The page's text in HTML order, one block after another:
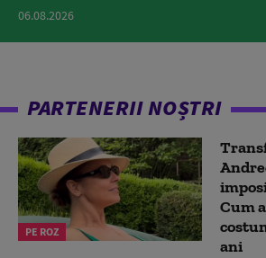
06.08.2026
PARTENERII NOȘTRI
PE ROZ
Cum
ani